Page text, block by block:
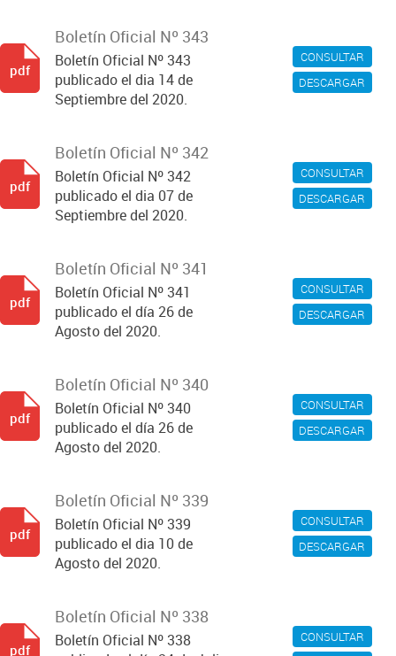
CONSULTAR
DESCARGAR
Boletín Oficial Nº 343
Boletín Oficial Nº 343
publicado el dia 14 de
Septiembre del 2020.
pdf
CONSULTAR
DESCARGAR
Boletín Oficial Nº 342
Boletín Oficial Nº 342
publicado el dia 07 de
Septiembre del 2020.
pdf
CONSULTAR
DESCARGAR
Boletín Oficial Nº 341
Boletín Oficial Nº 341
publicado el día 26 de
Agosto del 2020.
pdf
CONSULTAR
DESCARGAR
Boletín Oficial Nº 340
Boletín Oficial Nº 340
publicado el día 26 de
Agosto del 2020.
pdf
CONSULTAR
DESCARGAR
Boletín Oficial Nº 339
Boletín Oficial Nº 339
publicado el dia 10 de
Agosto del 2020.
pdf
CONSULTAR
Boletín Oficial Nº 338
Boletín Oficial Nº 338
pdf